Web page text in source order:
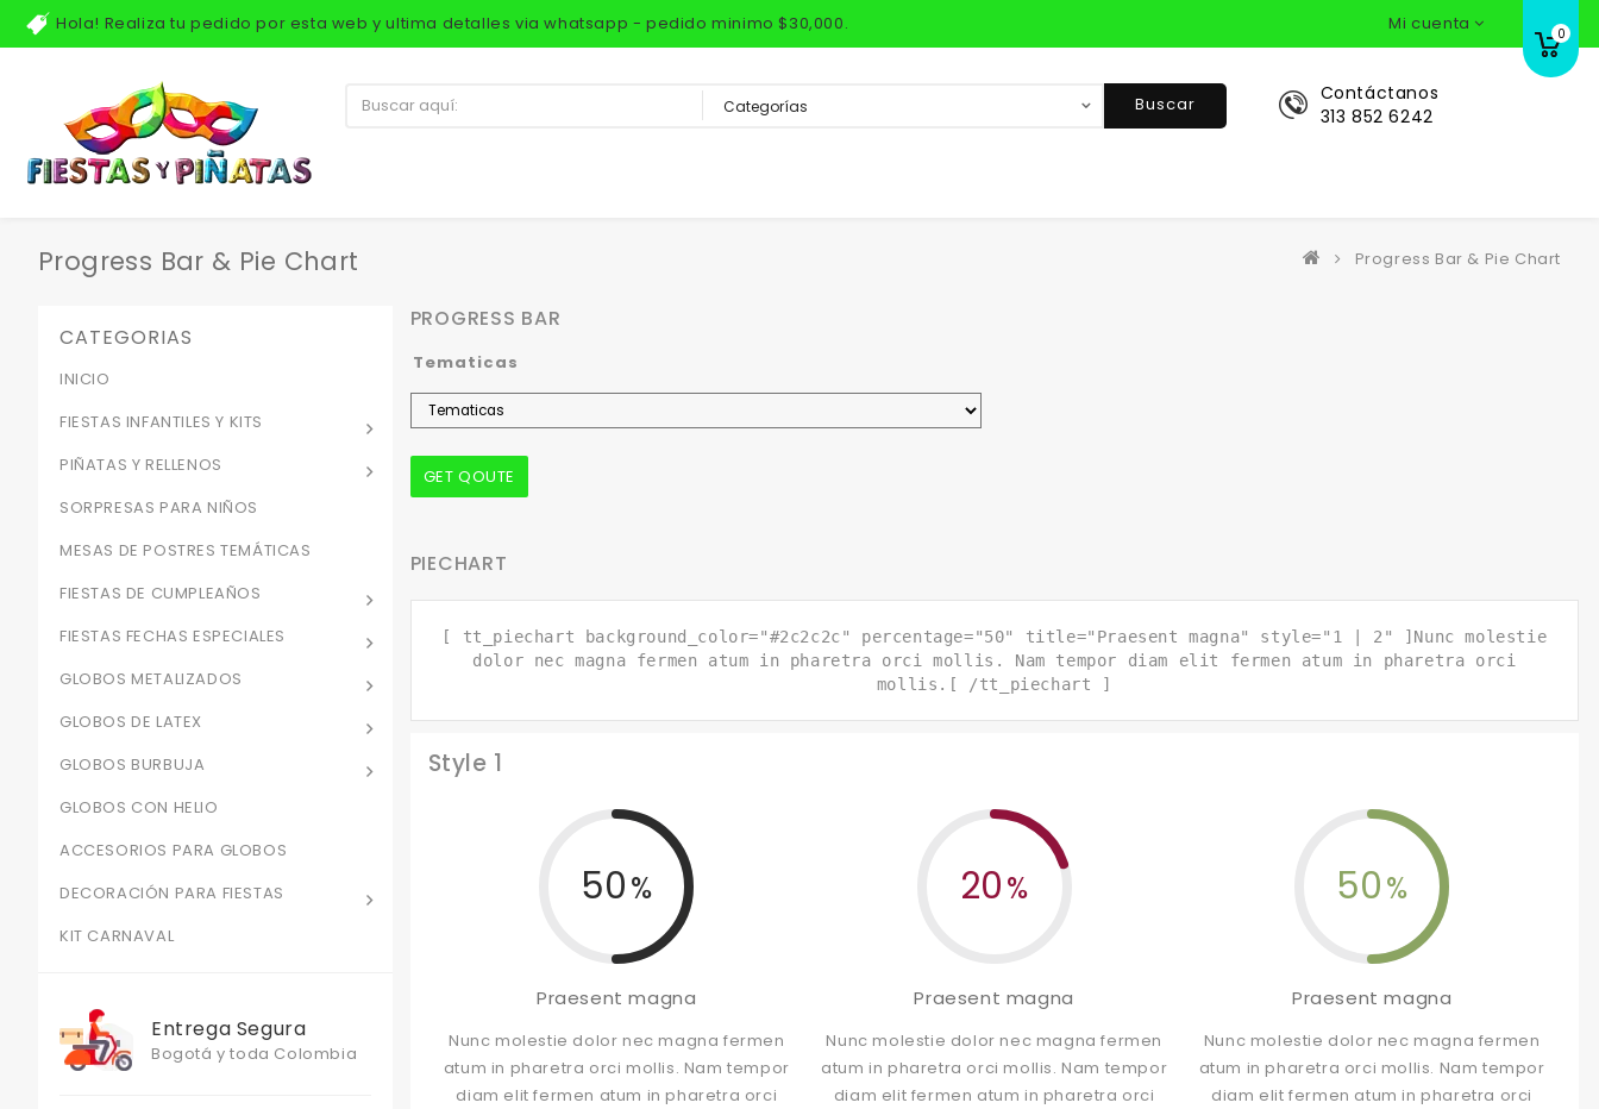
Hola! Realiza tu pedido por esta web y ultima detalles via whatsapp - pedido minimo $30,000. Mi cuenta 0
Contáctanos
313 852 6242
Buscar
Progress Bar & Pie Chart Progress Bar & Pie Chart
PROGRESS BAR
Tematicas
PIECHART
[ tt_piechart background_color="#2c2c2c" percentage="50" title="Praesent magna" style="1 | 2" ]Nunc molestie
dolor nec magna fermen atum in pharetra orci mollis. Nam tempor diam elit fermen atum in pharetra orci
mollis.[ /tt_piechart ]
Style 1
50
Praesent magna
Nunc molestie dolor nec magna fermen
atum in pharetra orci mollis. Nam tempor
diam elit fermen atum in pharetra orci
20
Praesent magna
Nunc molestie dolor nec magna fermen
atum in pharetra orci mollis. Nam tempor
diam elit fermen atum in pharetra orci
50
Praesent magna
Nunc molestie dolor nec magna fermen
atum in pharetra orci mollis. Nam tempor
diam elit fermen atum in pharetra orci
CATEGORIAS
INICIO
FIESTAS INFANTILES Y KITS
PIÑATAS Y RELLENOS
SORPRESAS PARA NIÑOS
MESAS DE POSTRES TEMÁTICAS
FIESTAS DE CUMPLEAÑOS
FIESTAS FECHAS ESPECIALES
GLOBOS METALIZADOS
GLOBOS DE LATEX
GLOBOS BURBUJA
GLOBOS CON HELIO
ACCESORIOS PARA GLOBOS
DECORACIÓN PARA FIESTAS
KIT CARNAVAL
Entrega Segura
Bogotá y toda Colombia